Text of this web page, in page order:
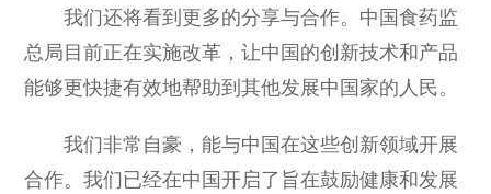
我们还将看到更多的分享与合作。中国食药监
总局目前正在实施改革，让中国的创新技术和产品
能够更快捷有效地帮助到其他发展中国家的人民。
我们非常自豪，能与中国在这些创新领域开展
合作。我们已经在中国开启了旨在鼓励健康和发展